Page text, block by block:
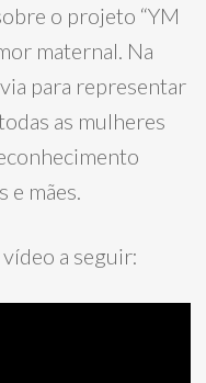
o projeto “YM
maternal. Na
para representar
as mulheres
mães.
a seguir: